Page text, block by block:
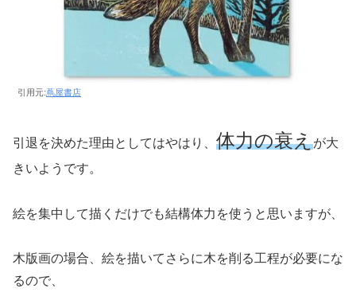
引用元:蔦屋書店
引退を決めた理由としてはやはり、 体力の衰えが大
きいようです。
絵を集中して描くだけでも結構体力を使うと思いますが、
木版画の場合、絵を描いてさらに木を削る工程が必要にな
るので、